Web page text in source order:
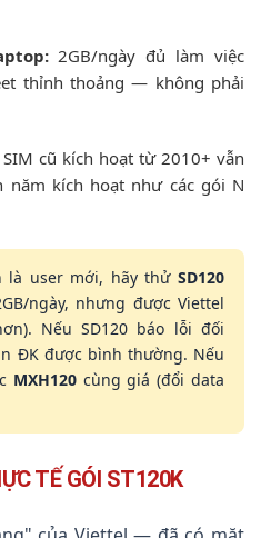
2GB/ngày đủ làm việc
thỉnh thoảng — không phải
SIM cũ kích hoạt từ 2010+ vẫn
kích hoạt như các gói N
là user mới, hãy thửSD120
ngày, nhưng được Viettel
Nếu SD120 báo lỗi đối
ĐK được bình thường. Nếu
MXH120cùng giá (đổi data
TẾ GÓI ST120K